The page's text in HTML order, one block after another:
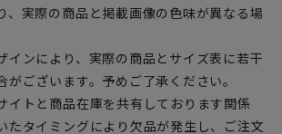
、実際の商品と掲載画像の色味が異なる場
ンにより、実際の商品とサイズ表に若干
がございます。予めご了承ください。
トと商品在庫を共有しております関係
たタイミングにより欠品が発生し、ご注文